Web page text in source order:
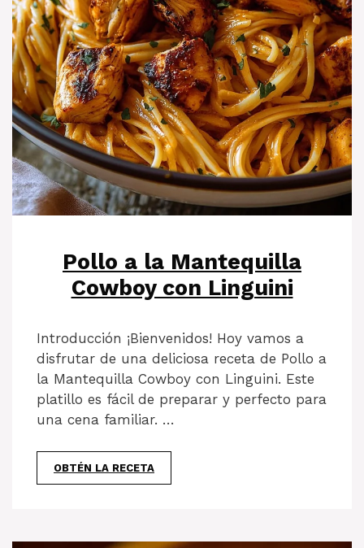
Pollo a la Mantequilla
Cowboy con Linguini
Introducción ¡Bienvenidos! Hoy vamos a
disfrutar de una deliciosa receta de Pollo a
la Mantequilla Cowboy con Linguini. Este
platillo es fácil de preparar y perfecto para
una cena familiar. …
OBTÉN LA RECETA